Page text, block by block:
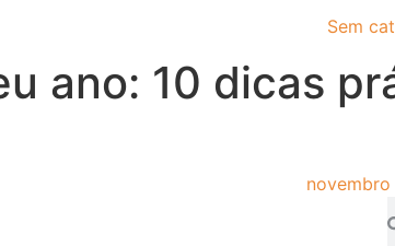
Sem
ano: 10 dicas